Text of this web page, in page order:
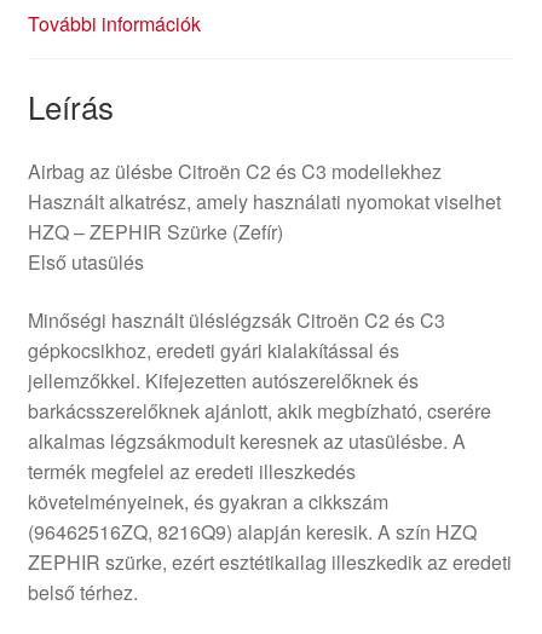
További információk
Leírás
Airbag az ülésbe Citroën C2 és C3 modellekhez
Használt alkatrész, amely használati nyomokat viselhet
HZQ – ZEPHIR Szürke (Zefír)
Első utasülés
Minőségi használt üléslégzsák Citroën C2 és C3
gépkocsikhoz, eredeti gyári kialakítással és
jellemzőkkel. Kifejezetten autószerelőknek és
barkácsszerelőknek ajánlott, akik megbízható, cserére
alkalmas légzsákmodult keresnek az utasülésbe. A
termék megfelel az eredeti illeszkedés
követelményeinek, és gyakran a cikkszám
(96462516ZQ, 8216Q9) alapján keresik. A szín HZQ
ZEPHIR szürke, ezért esztétikailag illeszkedik az eredeti
belső térhez.